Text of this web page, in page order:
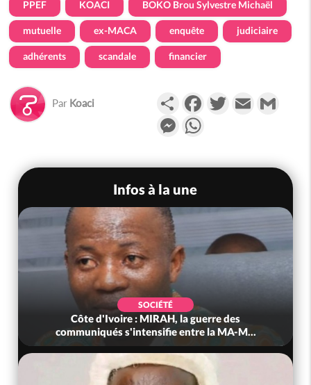
PPEF KOACI BOKO Brou Sylvestre Michaël
mutuelle ex-MACA enquête judiciaire
adhérents scandale financier
Par Koaci PartagerFacebookTwitterEmail
Messenger
Infos à la une
SOCIÉTÉ
Côte d'Ivoire : MIRAH, la guerre des
communiqués s'intensifie entre la MA-M...